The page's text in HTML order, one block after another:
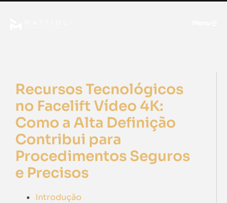
Recursos Tecnológicos
no Facelift Vídeo 4K:
Como a Alta Definição
Contribui para
Procedimentos Seguros
e Precisos
Introdução